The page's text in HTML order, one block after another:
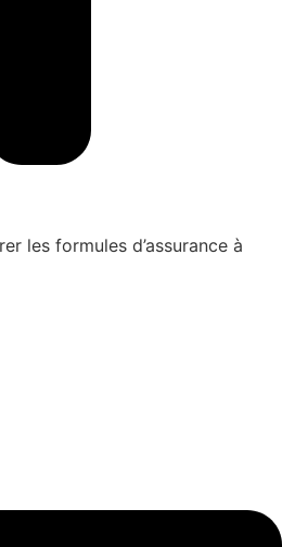
les formules d’assurance à